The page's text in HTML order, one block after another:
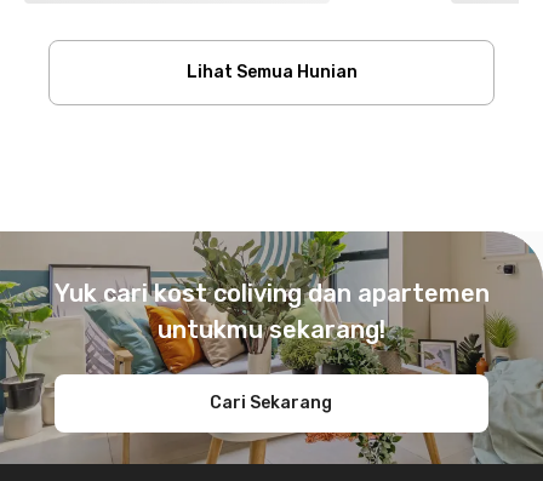
Lihat Semua Hunian
Yuk cari kost coliving dan apartemen
untukmu sekarang!
Cari Sekarang